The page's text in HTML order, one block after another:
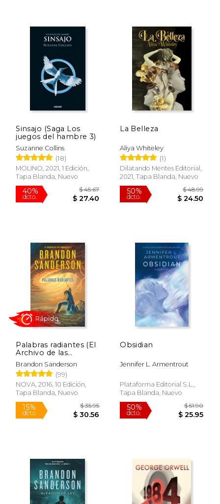
15%
dcto.
Rápido
15%
dcto.
Rápido
50%
$ 25.80
50%
Sinsajo (Saga Los
juegos del hambre 3)
Suzanne Collins
(18)
MOLINO, 2021, 1 Edición,
Tapa Blanda, Nuevo
La Belleza
Aliya Whiteley
(1)
Dilatando Mentes Editorial,
2021, Tapa Blanda, Nuevo
Palabras radiantes (El
Archivo de las
Tormentas 2)
Brandon Sanderson
(99)
NOVA, 2016, 10 Edición,
Tapa Blanda, Nuevo
Obsidian
Jennifer L. Armentrout
Plataforma Editorial S.L.,
Tapa Blanda, Nuevo